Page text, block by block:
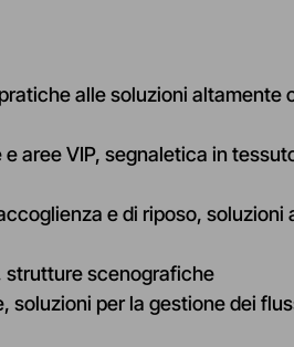
alle soluzioni altamente
aree VIP, segnaletica in
e di riposo, soluzioni
strutture scenografiche
soluzioni per la gestione dei